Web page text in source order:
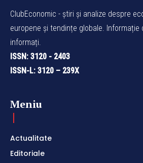
ClubEconomic - știri și analize despre
europene și tendințe globale.
informați.
ISSN: 3120 - 2403
ISSN-L: 3120 – 239X
Meniu
Actualitate
Editoriale